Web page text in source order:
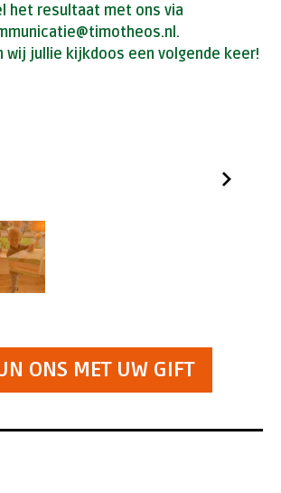
het resultaat met ons via
wij jullie kijkdoos een volgende keer!
ONS MET UW GIFT